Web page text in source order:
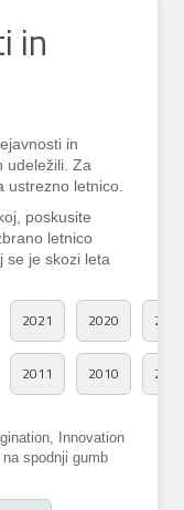
in
in
udeležili. Za
ustrezno letnico.
poskusite
letnico
se je skozi leta
2021 2020
2011 2010
Innovation
spodnji gumb